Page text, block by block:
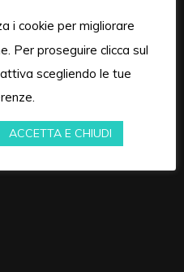
i cookie per migliorare
Per proseguire clicca sul
scegliendo le tue
ACCETTA E CHIUDI